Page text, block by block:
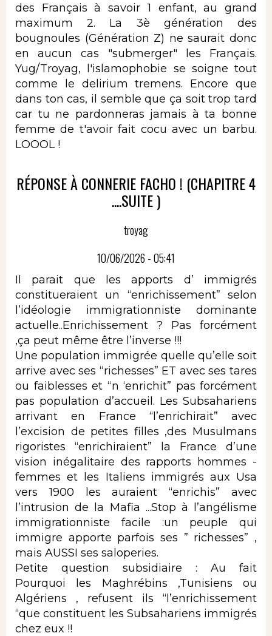
des Français à savoir 1 enfant, au grand
maximum 2. La 3è génération des
bougnoules (Génération Z) ne saurait donc
en aucun cas "submerger" les Français.
Yug/Troyag, l'islamophobie se soigne tout
comme le delirium tremens. Encore que
dans ton cas, il semble que ça soit trop tard
car tu ne pardonneras jamais à ta bonne
femme de t'avoir fait cocu avec un barbu.
LOOOL !
RÉPONSE À CONNERIE FACHO ! (CHAPITRE 4
....SUITE )
troyag
10/06/2026 - 05:41
Il parait que les apports d’ immigrés
constitueraient un “enrichissement” selon
l’idéologie immigrationniste dominante
actuelle..Enrichissement ? Pas forcément
,ça peut même être l’inverse !!!
Une population immigrée quelle qu’elle soit
arrive avec ses “richesses” ET avec ses tares
ou faiblesses et “n ‘enrichit” pas forcément
pas population d’accueil. Les Subsahariens
arrivant en France “l’enrichirait” avec
l’excision de petites filles ,des Musulmans
rigoristes “enrichiraient” la France d’une
vision inégalitaire des rapports hommes -
femmes et les Italiens immigrés aux Usa
vers 1900 les auraient “enrichis” avec
l’intrusion de la Mafia ...Stop à l’angélisme
immigrationniste facile :un peuple qui
immigre apporte parfois ses ” richesses” ,
mais AUSSI ses saloperies.
Petite question subsidiaire : Au fait
Pourquoi les Maghrébins ,Tunisiens ou
Algériens , refusent ils “l’enrichissement
“que constituent les Subsahariens immigrés
chez eux !!